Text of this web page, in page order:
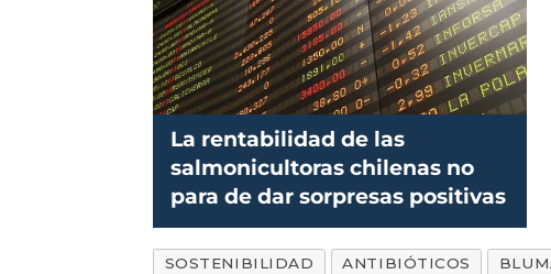
La rentabilidad de las
salmonicultoras chilenas no
para de dar sorpresas positivas
SOSTENIBILIDAD ANTIBIÓTICOS